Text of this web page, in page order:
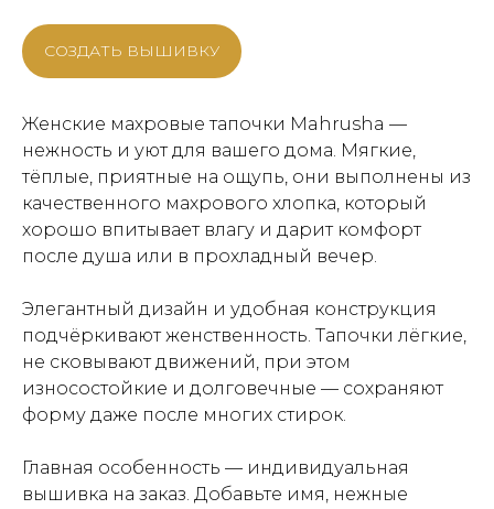
СОЗДАТЬ ВЫШИВКУ
Женские махровые тапочки Mahrusha —
нежность и уют для вашего дома. Мягкие,
тёплые, приятные на ощупь, они выполнены из
качественного махрового хлопка, который
хорошо впитывает влагу и дарит комфорт
после душа или в прохладный вечер.
Элегантный дизайн и удобная конструкция
подчёркивают женственность. Тапочки лёгкие,
не сковывают движений, при этом
износостойкие и долговечные — сохраняют
форму даже после многих стирок.
Главная особенность — индивидуальная
вышивка на заказ. Добавьте имя, нежные